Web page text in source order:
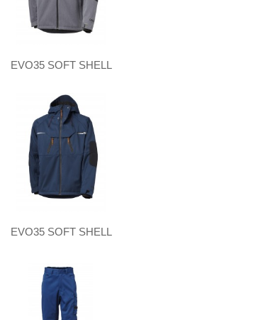
EVO35 SOFT SHELL
EVO35 SOFT SHELL